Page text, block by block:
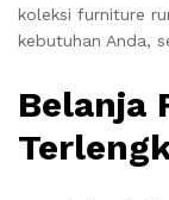
koleksi furniture
kebutuhan Anda,
Belanja